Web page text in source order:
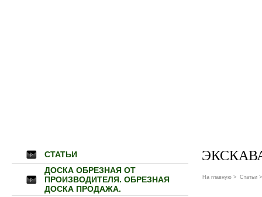
СТАТЬИ
ДОСКА ОБРЕЗНАЯ ОТ
ПРОИЗВОДИТЕЛЯ. ОБРЕЗНАЯ
ДОСКА ПРОДАЖА.
На главную > Статьи >